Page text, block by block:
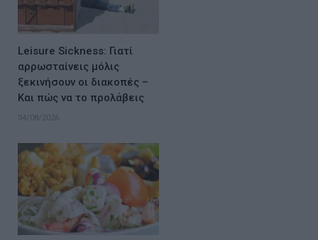
Leisure Sickness: Γιατί
αρρωσταίνεις μόλις
ξεκινήσουν οι διακοπές –
Και πώς να το προλάβεις
04/08/2026